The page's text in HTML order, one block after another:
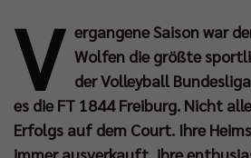
V ergangene Saison war
Wolfen die größte
der Volleyball
es die FT 1844 Freiburg. Nicht
Erfolgs auf dem Court. Ihre
immer ausverkauft, ihre